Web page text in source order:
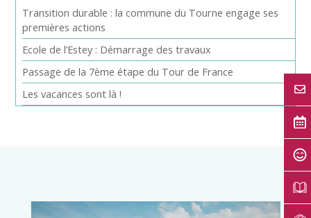
Transition durable : la commune du Tourne engage ses
premières actions
Ecole de l’Estey : Démarrage des travaux
Passage de la 7ème étape du Tour de France
Les vacances sont là !